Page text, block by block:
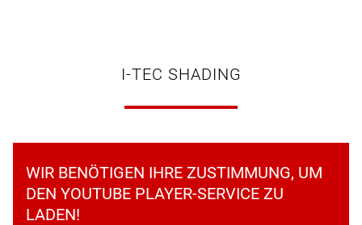
I-TEC SHADING
WIR BENÖTIGEN IHRE ZUSTIMMUNG, UM
DEN YOUTUBE PLAYER-SERVICE ZU
LADEN!